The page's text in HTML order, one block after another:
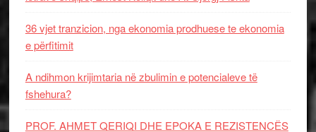
36 vjet tranzicion, nga ekonomia prodhuese te ekonomia
e përfitimit
A ndihmon krijimtaria në zbulimin e potencialeve të
fshehura?
PROF. AHMET QERIQI DHE EPOKA E REZISTENCЁS